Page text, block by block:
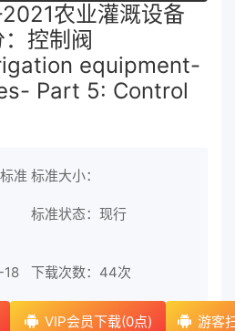
农业灌溉设备
控制阀
equipment-
Part 5: Control
准 标准大小：
标准状态：现行
18 下载次数： 44次
VIP会员下载(0点) 游客